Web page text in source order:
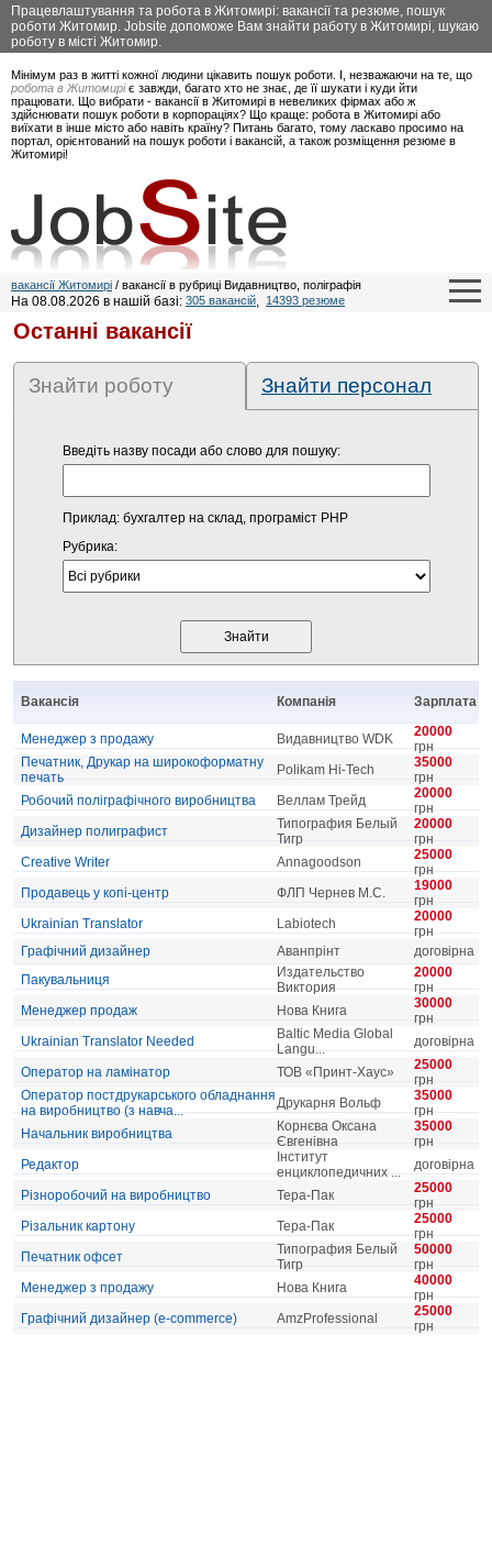
Працевлаштування та робота в Житомирі: вакансії та резюме, пошук
роботи Житомир. Jobsite допоможе Вам знайти работу в Житомирі, шукаю
роботу в місті Житомир.
Мінімум раз в житті кожної людини цікавить пошук роботи. І, незважаючи на те, що
робота в Житомиріє завжди, багато хто не знає, де її шукати і куди йти
працювати. Що вибрати - вакансії в Житомирі в невеликих фірмах або ж
здійснювати пошук роботи в корпораціях? Що краще: робота в Житомирі або
виїхати в інше місто або навіть країну? Питань багато, тому ласкаво просимо на
портал, орієнтований на пошук роботи і вакансій, а також розміщення резюме в
Житомирі!
вакансії Житомирі / вакансії в рубриці Видавництво, поліграфія
На 08.08.2026 в нашій базі: 305 вакансій, 14393 резюме
Останні вакансії
Знайти роботу Знайти персонал
Введіть назву посади або слово для пошуку:
Приклад: бухгалтер на склад, програміст PHP
Рубрика:
Вакансія Компанія Зарплата
Менеджер з продажу Видавництво WDK
20000
грн
Печатник, Друкар на широкоформатну
печать
Polikam Hi-Tech
35000
грн
Робочий поліграфічного виробництва
Веллам Трейд
20000
грн
Дизайнер полиграфист
Типография Белый
Тигр
20000
грн
Creative Writer
Annagoodson
25000
грн
Продавець у копі-центр
ФЛП Чернев М.С.
19000
грн
Ukrainian Translator
Labiotech
20000
грн
Графічний дизайнер
Аванпрінт
договірна
Пакувальниця
Издательство
Виктория
20000
грн
Менеджер продаж
Нова Книга
30000
грн
Ukrainian Translator Needed
Baltic Media Global
Langu...
договірна
Оператор на ламінатор
ТОВ «Принт-Хаус»
25000
грн
Оператор постдрукарського обладнання
на виробництво (з навча...
Друкарня Вольф
35000
грн
Начальник виробництва
Корнєва Оксана
Євгенівна
35000
грн
Редактор
Інститут
енциклопедичних ...
договірна
Різноробочий на виробництво
Тера-Пак
25000
грн
Різальник картону
Тера-Пак
25000
грн
Печатник офсет
Типография Белый
Тигр
50000
грн
Менеджер з продажу
Нова Книга
40000
грн
Графічний дизайнер (e-commerce)
AmzProfessional
25000
грн